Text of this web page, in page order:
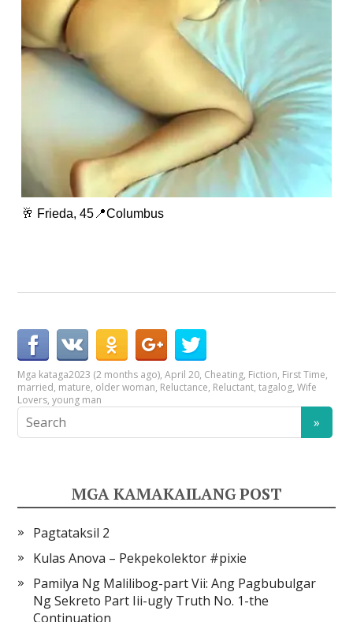
🥂 Frieda, 45📍Columbus
Mga kataga2023 (2 months ago),April 20, Cheating, Fiction, First Time,
married, mature, older woman, Reluctance, Reluctant,tagalog,Wife
Lovers,young man
MGA KAMAKAILANG POST
Pagtataksil 2
Kulas Anova – Pekpekolektor #pixie
Pamilya Ng Malilibog-part Vii: Ang Pagbubulgar
Ng Sekreto Part Iii-ugly Truth No. 1-the
Continuation